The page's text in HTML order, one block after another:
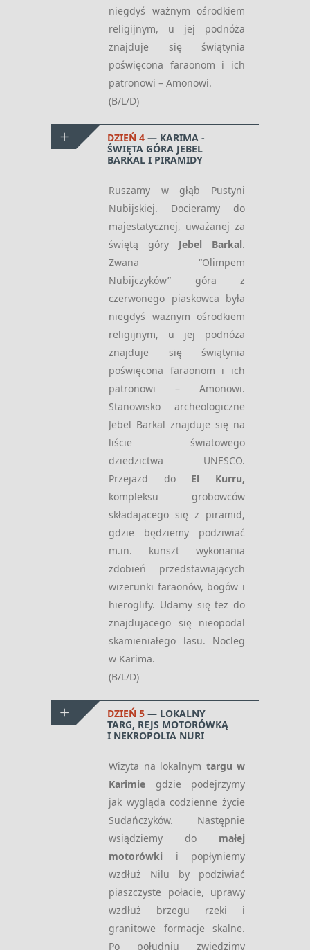
niegdyś ważnym ośrodkiem
religijnym, u jej podnóża
znajduje się świątynia
poświęcona faraonom i ich
patronowi – Amonowi.
(B/L/D)
DZIEŃ 4
KARIMA -
ŚWIĘTA GÓRA JEBEL
BARKAL I PIRAMIDY
Ruszamy w głąb Pustyni
Nubijskiej. Docieramy do
majestatycznej, uważanej za
świętą góry Jebel Barkal.
Zwana “Olimpem
Nubijczyków” góra z
czerwonego piaskowca była
niegdyś ważnym ośrodkiem
religijnym, u jej podnóża
znajduje się świątynia
poświęcona faraonom i ich
patronowi – Amonowi.
Stanowisko archeologiczne
Jebel Barkal znajduje się na
liście światowego
dziedzictwa UNESCO.
Przejazd do El Kurru,
kompleksu grobowców
składającego się z piramid,
gdzie będziemy podziwiać
m.in. kunszt wykonania
zdobień przedstawiających
wizerunki faraonów, bogów i
hieroglify. Udamy się też do
znajdującego się nieopodal
skamieniałego lasu. Nocleg
w Karima.
(B/L/D)
DZIEŃ 5
LOKALNY
TARG, REJS MOTORÓWKĄ
I NEKROPOLIA NURI
Wizyta na lokalnym targu w
Karimie gdzie podejrzymy
jak wygląda codzienne życie
Sudańczyków. Następnie
wsiądziemy do małej
motorówki i popłyniemy
wzdłuż Nilu by podziwiać
piaszczyste połacie, uprawy
wzdłuż brzegu rzeki i
granitowe formacje skalne.
Po południu zwiedzimy